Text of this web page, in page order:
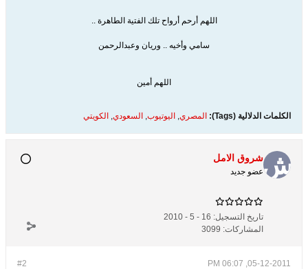
اللهم أرحم أرواح تلك الفتية الطاهرة ..
سامي وأخيه .. وريان وعبدالرحمن
اللهم أمين
الكلمات الدلالية (Tags): المصري, اليوتيوب, السعودي, الكويتي
شروق الامل
عضو جديد
تاريخ التسجيل: 16 - 5 - 2010
المشاركات: 3099
#2 05-12-2011, 06:07 PM